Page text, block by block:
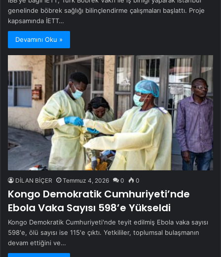
genelinde böbrek sağlığı bilinçlendirme çalışmaları başlattı. Proje
kapsamında İETT…
Devamını Oku »
DİLAN BİÇER Temmuz 4, 2026 0 0
Kongo Demokratik Cumhuriyeti’nde
Ebola Vaka Sayısı 598’e Yükseldi
Kongo Demokratik Cumhuriyeti'nde teyit edilmiş Ebola vaka sayısı
598'e, ölü sayısı ise 115'e çıktı. Yetkililer, toplumsal bulaşmanın
devam ettiğini ve…